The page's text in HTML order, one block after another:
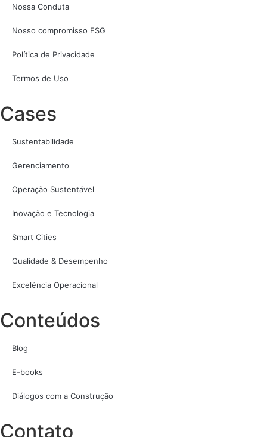
Nossa Conduta
Nosso compromisso ESG
Política de Privacidade
Termos de Uso
Cases
Sustentabilidade
Gerenciamento
Operação Sustentável
Inovação e Tecnologia
Smart Cities
Qualidade & Desempenho
Excelência Operacional
Conteúdos
Blog
E-books
Diálogos com a Construção
Contato